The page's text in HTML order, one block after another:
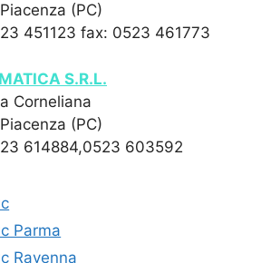
(PC)
451123 fax: 0523 461773
S.R.L.
Corneliana
(PC)
614884,0523 603592
Parma
Ravenna